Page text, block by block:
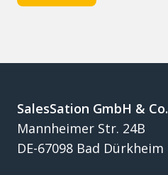
SalesSation GmbH &
Mannheimer Str. 24B
DE-67098 Bad Dürkheim